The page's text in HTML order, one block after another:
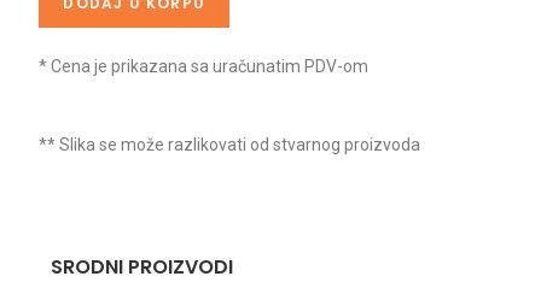
* Cena je prikazana sa uračunatim PDV-om
** Slika se može razlikovati od stvarnog proizvoda
SRODNI PROIZVODI